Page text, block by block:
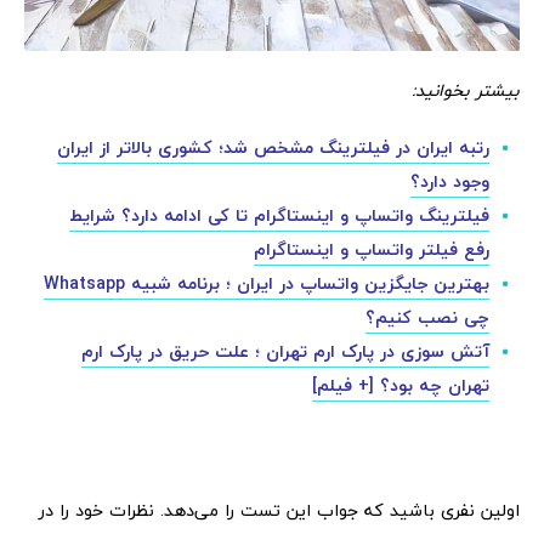
بیشتر بخوانید:
رتبه ایران در فیلترینگ مشخص شد؛ کشوری بالاتر از ایران
وجود دارد؟
فیلترینگ واتساپ و اینستاگرام تا کی ادامه دارد؟ شرایط
رفع فیلتر واتساپ و اینستاگرام
بهترین جایگزین واتساپ در ایران ؛ برنامه شبیه Whatsapp
چی نصب کنیم؟
آتش سوزی در پارک ارم تهران ؛ علت حریق در پارک ارم
تهران چه بود؟ [+ فیلم]
اولین نفری باشید که جواب این تست را می‌دهد. نظرات خود را در